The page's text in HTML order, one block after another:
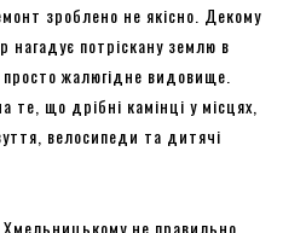
зроблено не якісно. Декому
потріскану землю в
жалюгідне видовище.
що дрібні камінці у місцях,
велосипеди та дитячі
не правильно